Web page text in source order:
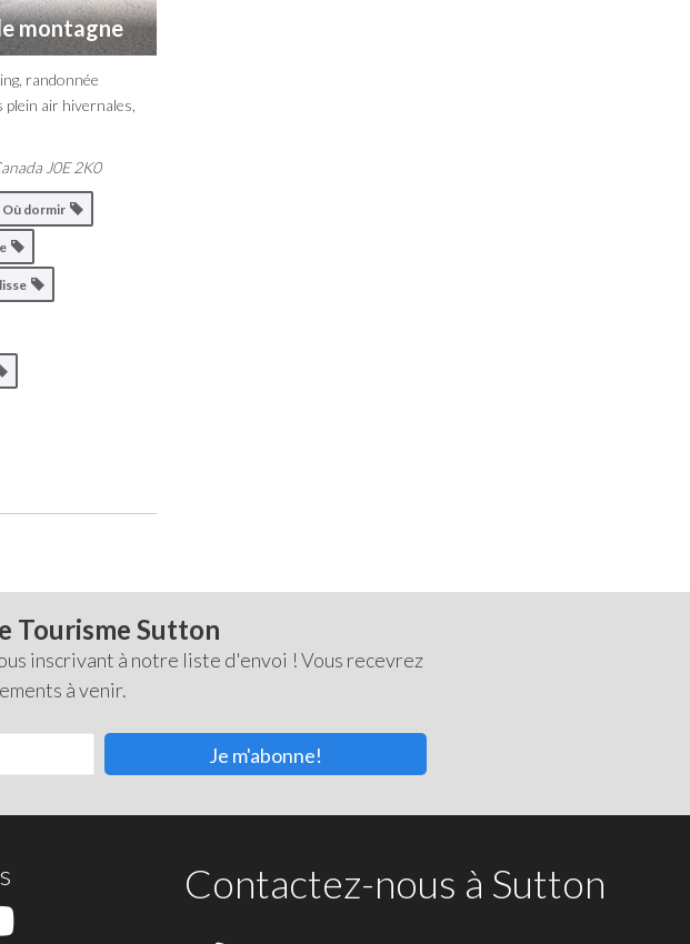
montagne
randonnée
air hivernales,
J0E 2K0
Où dormir
Tourisme Sutton
inscrivant à notre liste d'envoi ! Vous recevrez
à venir.
Je m'abonne!
Contactez-nous à Sutton